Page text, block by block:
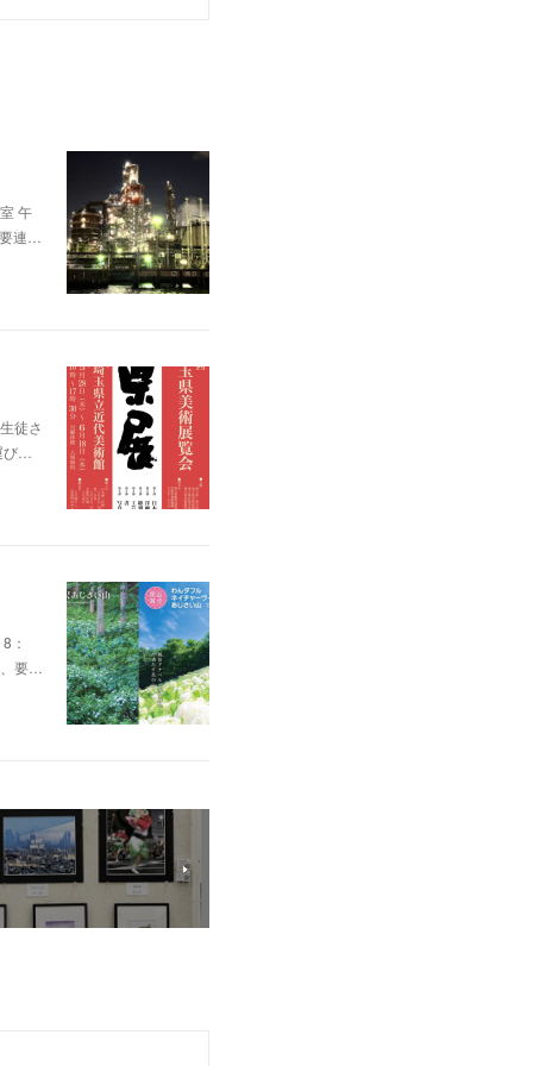
午
連…
徒さ
…
：
要…